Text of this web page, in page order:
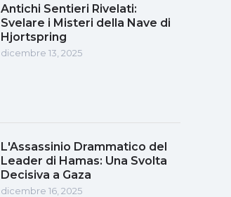
Antichi Sentieri Rivelati:
Svelare i Misteri della Nave di
Hjortspring
dicembre 13, 2025
L'Assassinio Drammatico del
Leader di Hamas: Una Svolta
Decisiva a Gaza
dicembre 16, 2025